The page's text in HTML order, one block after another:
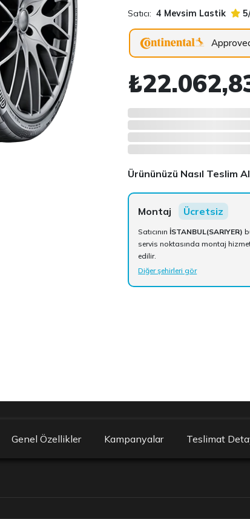
Satıcı: 4 Mevsim Lastik
Ürününüzü Nasıl Teslim
Montaj Ücretsiz
Satıcının İSTANBUL(SARIYER)
servis noktasında montaj
edilir.
Diğer şehirleri gör
Genel Özellikler Kampanyalar Teslimat